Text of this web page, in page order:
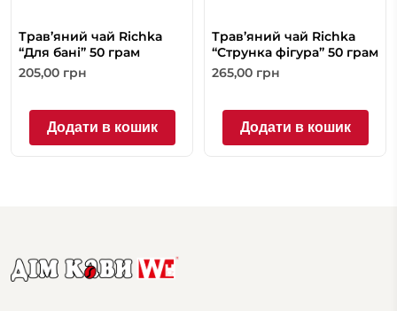
Трав’яний чай Richka
“Для бані” 50 грам
205,00 грн
Додати в кошик
Трав’яний чай Richka
“Струнка фігура” 50 грам
265,00 грн
Додати в кошик